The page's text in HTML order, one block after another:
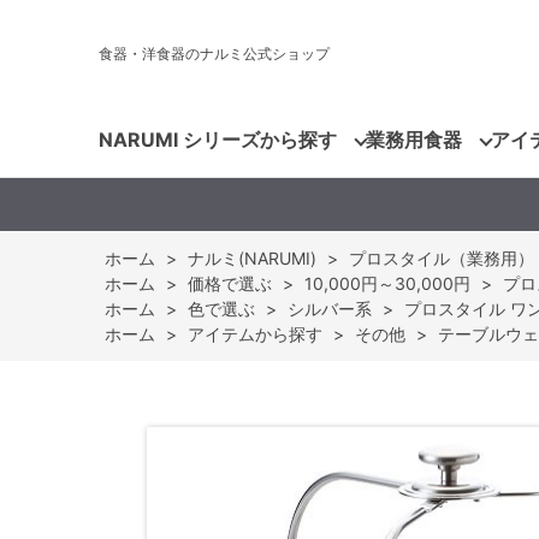
食器・洋食器のナルミ公式ショップ
NARUMI シリーズから探す 業務用食器 アイ
ホーム > ナルミ(NARUMI) >
プロスタイル（業務用）
ホーム
> 価格で選ぶ > 10,000円～30,000円 >
プ
ホーム
> 色で選ぶ > シルバー系 >
プロスタイル ワ
ホーム
> アイテムから探す > その他 > テーブルウ